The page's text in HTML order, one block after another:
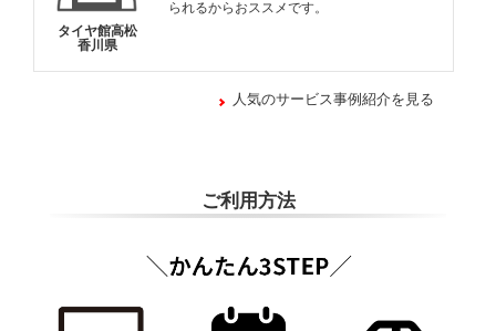
タイヤ館高松
香川県
られるからおススメです。
人気のサービス事例紹介を見る
ご利用方法